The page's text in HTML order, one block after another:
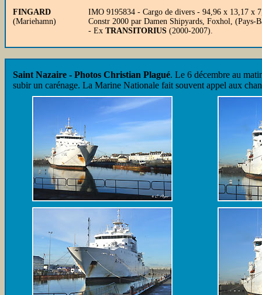
FINGARD
(Mariehamn)
IMO 9195834 - Cargo de divers - 94,96 x 13,17
Constr 2000 par Damen Shipyards, Foxhol,
- Ex TRANSITORIUS (2000-2007).
Saint Nazaire - Photos Christian Plagué. Le 6 décembre au
subir un carénage. La Marine Nationale fait souvent appel aux